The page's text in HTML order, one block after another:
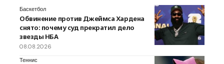
Баскетбол
Обвинение против Джеймса Хардена
снято: почему суд прекратил дело
звезды НБА
08.08.2026
Теннис